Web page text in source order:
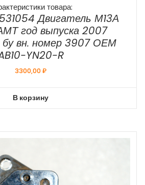
товара:
Двигатель М13А
год выпуска 2007
вн. номер 3907 ОЕМ
YN20-R
3300,00₽
В корзину